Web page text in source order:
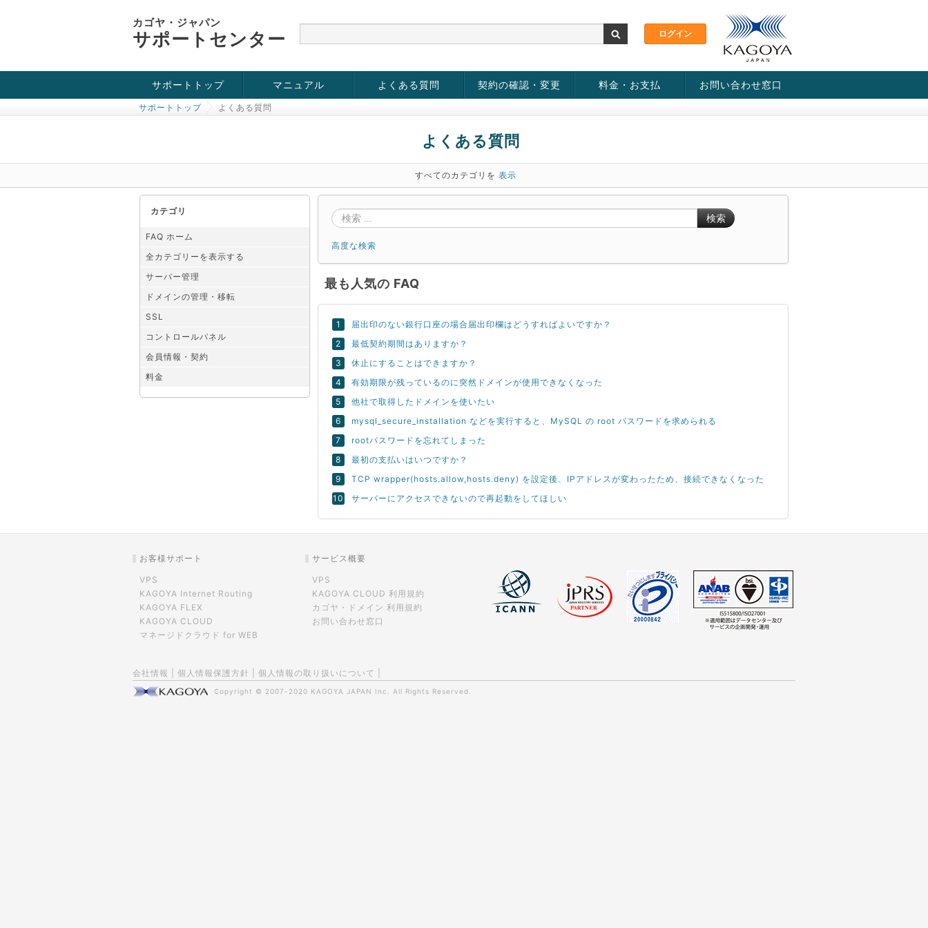
カゴヤ・ジャパン
サポートセンター
サポートトップ
お役立ち情報
チュートリアル
障害・メンテナンス情報
マニュアル よくある質問 契約の確認・変更 料金・お支払 お問い合わせ窓口
サポートトップ よくある質問
よくある質問
すべてのカテゴリを 表示
カテゴリ
FAQ ホーム
全カテゴリーを表示する
サーバー管理
ドメインの管理・移転
SSL
コントロールパネル
会員情報・契約
料金
検索
高度な検索
最も人気の FAQ
届出印のない銀行口座の場合届出印欄はどうすればよいですか？
最低契約期間はありますか？
休止にすることはできますか？
有効期限が残っているのに突然ドメインが使用できなくなった
他社で取得したドメインを使いたい
mysql_secure_installation などを実行すると、MySQL の root パスワードを求められる
rootパスワードを忘れてしまった
最初の支払いはいつですか？
TCP wrapper(hosts.allow,hosts.deny) を設定後、IPアドレスが変わったため、接続できなくなった
サーバーにアクセスできないので再起動をしてほしい
お客様サポート
VPS
KAGOYA Internet Routing
KAGOYA FLEX
KAGOYA CLOUD
マネージドクラウド for WEB
サービス概要
VPS
KAGOYA CLOUD 利用規約
カゴヤ・ドメイン 利用規約
お問い合わせ窓口
会社情報 個人情報保護方針 個人情報の取り扱いについて
Copyright © 2007-2020 KAGOYA JAPAN Inc. All Rights Reserved.